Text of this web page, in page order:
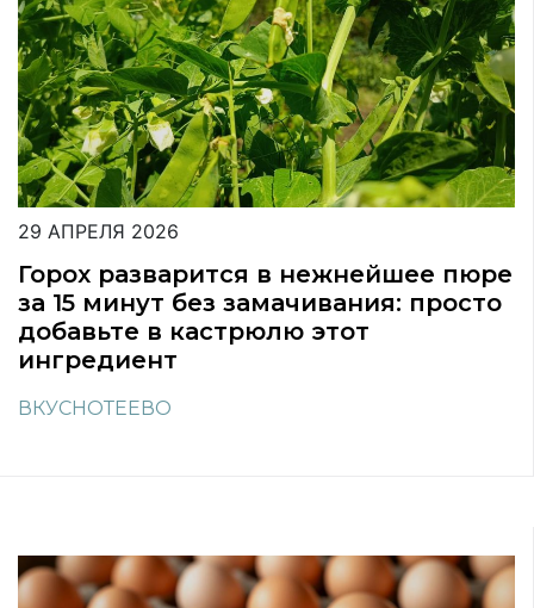
29 АПРЕЛЯ 2026
Горох разварится в нежнейшее пюре
за 15 минут без замачивания: просто
добавьте в кастрюлю этот
ингредиент
ВКУСНОТЕЕВО